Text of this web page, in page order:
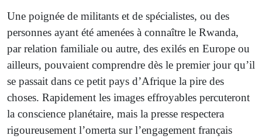
Une poignée de militants et de spécialistes, ou des
personnes ayant été amenées à connaître le Rwanda,
par relation familiale ou autre, des exilés en Europe ou
ailleurs, pouvaient comprendre dès le premier jour qu’il
se passait dans ce petit pays d’Afrique la pire des
choses. Rapidement les images effroyables percuteront
la conscience planétaire, mais la presse respectera
rigoureusement l’omerta sur l’engagement français